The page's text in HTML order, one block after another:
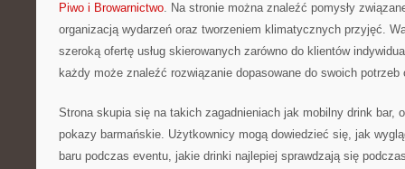
Piwo i Browarnictwo. Na stronie można znaleźć pomysły
organizacją wydarzeń oraz tworzeniem klimatycznych przyjęć.
szeroką ofertę usług skierowanych zarówno do klientów
każdy może znaleźć rozwiązanie dopasowane do swoich
Strona skupia się na takich zagadnieniach jak mobilny drink bar,
pokazy barmańskie. Użytkownicy mogą dowiedzieć się, jak
baru podczas eventu, jakie drinki najlepiej sprawdzają się